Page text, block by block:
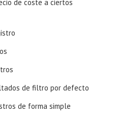
de coste a ciertos
de filtro por defecto
de forma simple